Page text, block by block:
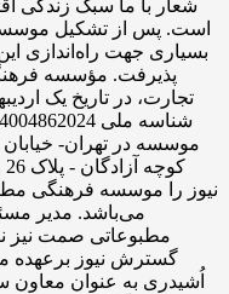
شعار با ما سبک زندگی
است. پس از تشکیل
بسیاری جهت
پذیرفت. مؤسسه
موسسه در تهران- خیابان
نیوز را موسسه فرهنگی
می‌باشد. مدیر
مطبوعاتی صمت نیز
گسترش نیوز برعهده
اُشیدری به عنوان معاون